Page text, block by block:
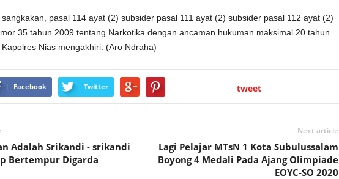
pasal 114 ayat (2) subsider pasal 111 ayat (2) subsider pasal 112 ayat (2)
35 tahun 2009 tentang Narkotika dengan ancaman hukuman maksimal 20 tahun
Nias mengakhiri. (Aro Ndraha)
Facebook Twitter tweet
Adalah Srikandi - srikandi
Bertempur Digarda
Next article
Lagi Pelajar MTsN 1 Kota Subulussalam
Boyong 4 Medali Pada Ajang Olimpiade
EOYC-SO 2020